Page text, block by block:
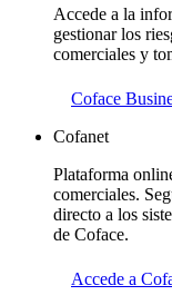
Accede a la
gestionar los
comerciales y
Coface
Cofanet
Plataforma
comerciales.
directo a los
de Coface.
Accede a